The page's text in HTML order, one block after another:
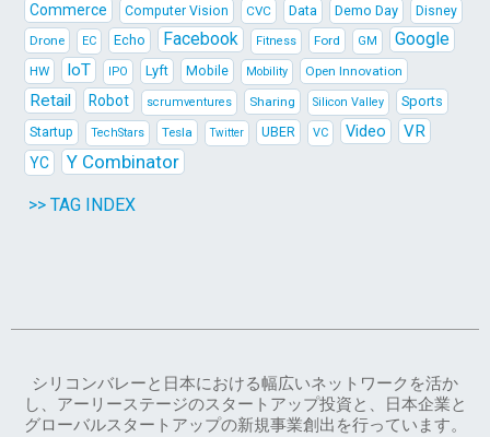
Commerce Computer Vision CVC Data Demo Day
Disney
Drone
EC Echo Facebook Fitness Ford GM Google
HW IoT IPO Lyft Mobile Mobility Open Innovation
Retail Robot scrumventures Sharing Silicon Valley Sports
Startup TechStars Tesla Twitter UBER VC Video VR
YC Y Combinator
>> TAG INDEX
シリコンバレーと日本における幅広いネットワークを活か
し、アーリーステージのスタートアップ投資と、日本企業と
グローバルスタートアップの新規事業創出を行っています。